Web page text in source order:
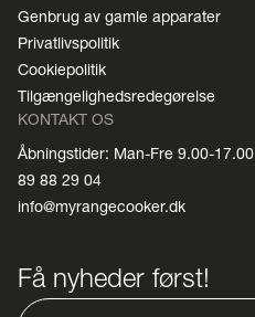
Genbrug av gamle apparater
Privatlivspolitik
Cookiepolitik
Tilgængelighedsredegørelse
KONTAKT OS
Åbningstider: Man-Fre 9.00-17.00
89 88 29 04
info@myrangecooker.dk
Få nyheder først!